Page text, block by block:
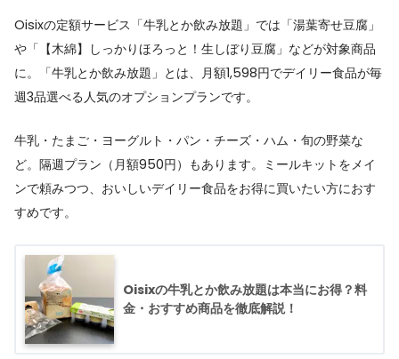
Oisixの定額サービス「牛乳とか飲み放題」では「湯葉寄せ豆腐」
や「【木綿】しっかりほろっと！生しぼり豆腐」などが対象商品
に。「牛乳とか飲み放題」とは、月額1,598円でデイリー食品が毎
週3品選べる人気のオプションプランです。
牛乳・たまご・ヨーグルト・パン・チーズ・ハム・旬の野菜な
ど。隔週プラン（月額950円）もあります。ミールキットをメイ
ンで頼みつつ、おいしいデイリー食品をお得に買いたい方におす
すめです。
Oisixの牛乳とか飲み放題は本当にお得？料
金・おすすめ商品を徹底解説！